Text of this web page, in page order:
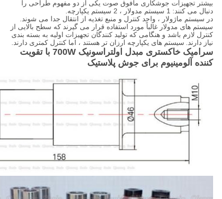
بیشتر تجهیزات جوشکاری مافوق صوت یکی از دو مفهوم طراحی را
دنبال می کنند: 1 سیستم مدولار ، 2 سیستم یکپارچه.
در سیستم ماژولار ، واحد کنترل و منبع تغذیه از انتقال جدا می شوند.
سیستم های مدولار غالباً مورد استفاده قرار می گیرند که سطح بالایی از
کنترل لازم باشد و هنگامی که تولید کنندگان تجهیزات اولیه به بسته بندی
نیاز دارند. سیستم های یکپارچه ارزان تر هستند ، اما کنترل کمتری دارند.
سرامیک خاکستری مبدل اولتراسونیک 700W با تقویت
کننده آلومینیوم برای جوش پلاستیک